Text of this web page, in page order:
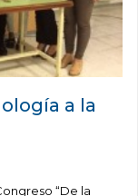
a la
“De la